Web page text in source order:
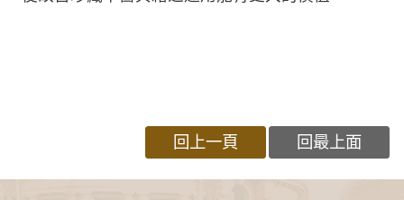
回上一頁 回最上面